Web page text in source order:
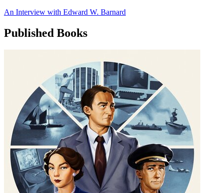
An Interview with Edward W. Barnard
Published Books